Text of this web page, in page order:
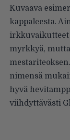
Kuvaava
kappaleesta.
irkkuvaikutteet
myrkkyä,
mestariteoksen.
nimensä
hyvä
viihdyttävästi